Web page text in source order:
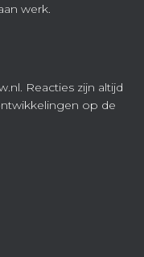
werk.
Reacties zijn altijd
op de